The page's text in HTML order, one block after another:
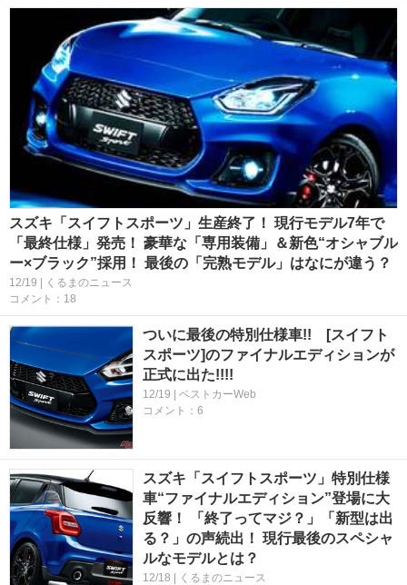
スズキ「スイフトスポーツ」生産終了！ 現行モデル7年で
「最終仕様」発売！ 豪華な「専用装備」＆新色“オシャブル
ー×ブラック”採用！ 最後の「完熟モデル」はなにが違う？
12/19 | くるまのニュース
コメント：18
ついに最後の特別仕様車!! [スイフト
スポーツ]のファイナルエディションが
正式に出た!!!!
12/19 | ベストカーWeb
コメント：6
スズキ「スイフトスポーツ」特別仕様
車“ファイナルエディション”登場に大
反響！ 「終了ってマジ？」「新型は出
る？」の声続出！ 現行最後のスペシャ
ルなモデルとは？
12/18 | くるまのニュース